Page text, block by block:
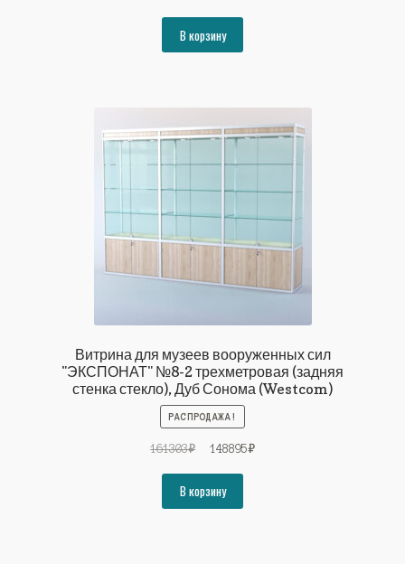
составляла
177433₽.
В корзину
Витрина для музеев вооруженных сил
"ЭКСПОНАТ" №8-2 трехметровая (задняя
стенка стекло), Дуб Сонома (Westcom)
РАСПРОДАЖА!
161303₽
Первоначальная
составляла
161303₽.
148895₽Текущая
В корзину